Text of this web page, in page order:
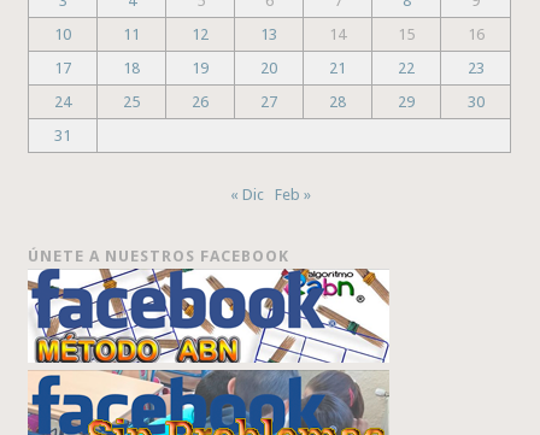
10
11 12 13 14 15
16
17
18 19 20 21 22
23
24
25 26 27 28 29
30
31
« Dic Feb »
ÚNETE A NUESTROS FACEBOOK